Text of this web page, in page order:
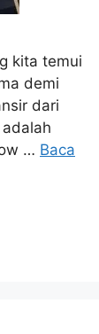
kita temui
demi
dari
… Baca